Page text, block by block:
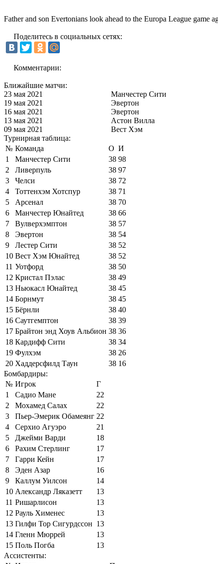
Father and son Evertonians look ahead to the Europa League game
Поделитесь в социальных сетях:
Комментарии:
Ближайшие матчи:
23 мая 2021
Манчестер Сити
19 мая 2021
Эвертон
16 мая 2021
Эвертон
13 мая 2021
Астон Вилла
09 мая 2021
Вест Хэм
Турнирная таблица:
№ Команда О И
1
Манчестер Сити 38 98
2
Ливерпуль 38 97
3
Челси 38 72
4
Тоттенхэм Хотспур 38 71
5
Арсенал 38 70
6
Манчестер Юнайтед 38 66
7
Вулверхэмптон 38 57
8
Эвертон 38 54
9
Лестер Сити 38 52
10 Вест Хэм Юнайтед 38 52
11 Уотфорд 38 50
12 Кристал Пэлас 38 49
13 Ньюкасл Юнайтед 38 45
14 Борнмут 38 45
15 Бёрнли 38 40
16 Саутгемптон 38 39
17 Брайтон энд Хоув Альбион 38 36
18 Кардифф Сити 38 34
19 Фулхэм 38 26
20 Хаддерсфилд Таун 38 16
Бомбардиры:
№ Игрок
Г
1
Садио Мане
22
2
Мохамед Салах
22
3
Пьер-Эмерик Обамеянг 22
4
Серхио Агуэро
21
5
Джейми Варди
18
6
Рахим Стерлинг
17
7
Гарри Кейн
17
8
Эден Азар
16
9
Каллум Уилсон
14
10 Александр Ляказетт
13
11 Ришарлисон
13
12 Рауль Хименес
13
13 Гилфи Тор Сигурдссон 13
14 Гленн Мюррей
13
15 Поль Погба
13
Ассистенты: